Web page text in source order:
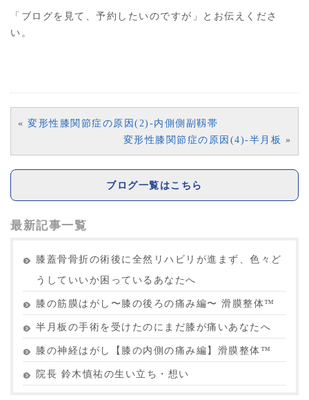
「ブログを見て、予約したいのですが」とお伝えくださ
い。
« 変形性膝関節症の原因(2)-内側側副靱帯
変形性膝関節症の原因(4)-半月板 »
ブログ一覧はこちら
最新記事一覧
膝蓋骨骨折の術後に全然リハビリが進まず、色々ど
うしていいか困っているあなたへ
膝の筋膜はがし〜膝の後ろの痛み編〜 滑膜整体™︎
半月板の手術を受けたのにまだ膝が痛いあなたへ
膝の神経はがし【膝の内側の痛み編】滑膜整体™︎
院長 鈴木慎祐の生い立ち・想い